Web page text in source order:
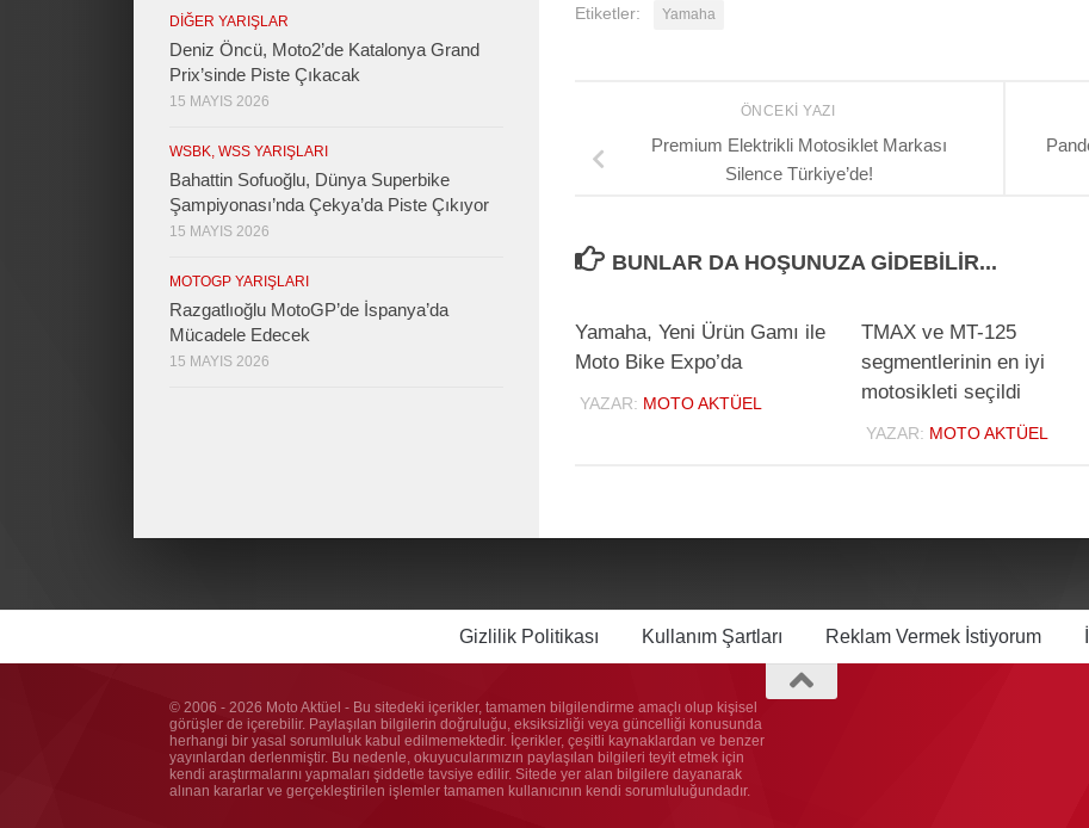
Etiketler: Yamaha
ÖNCEKI YAZI
Premium Elektrikli Motosiklet Markası
Silence Türkiye’de!
BUNLAR DA HOŞUNUZA GIDEBILIR...
Yamaha, Yeni Ürün Gamı ile
Moto Bike Expo’da
YAZAR: MOTO AKTÜEL
TMAX ve MT-125
segmentlerinin en iyi
motosikleti seçildi
YAZAR: MOTO AKTÜEL
DIĞER YARIŞLAR
Deniz Öncü, Moto2’de Katalonya Grand
Prix’sinde Piste Çıkacak
15 MAYIS 2026
WSBK, WSS YARIŞLARI
Bahattin Sofuoğlu, Dünya Superbike
Şampiyonası’nda Çekya’da Piste Çıkıyor
15 MAYIS 2026
MOTOGP YARIŞLARI
Razgatlıoğlu MotoGP’de İspanya’da
Mücadele Edecek
15 MAYIS 2026
Gizlilik Politikası Kullanım Şartları Reklam Vermek İstiyorum
© 2006 - 2026 Moto Aktüel - Bu sitedeki içerikler, tamamen bilgilendirme amaçlı olup kişisel
görüşler de içerebilir. Paylaşılan bilgilerin doğruluğu, eksiksizliği veya güncelliği konusunda
herhangi bir yasal sorumluluk kabul edilmemektedir. İçerikler, çeşitli kaynaklardan ve benzer
yayınlardan derlenmiştir. Bu nedenle, okuyucularımızın paylaşılan bilgileri teyit etmek için
kendi araştırmalarını yapmaları şiddetle tavsiye edilir. Sitede yer alan bilgilere dayanarak
alınan kararlar ve gerçekleştirilen işlemler tamamen kullanıcının kendi sorumluluğundadır.